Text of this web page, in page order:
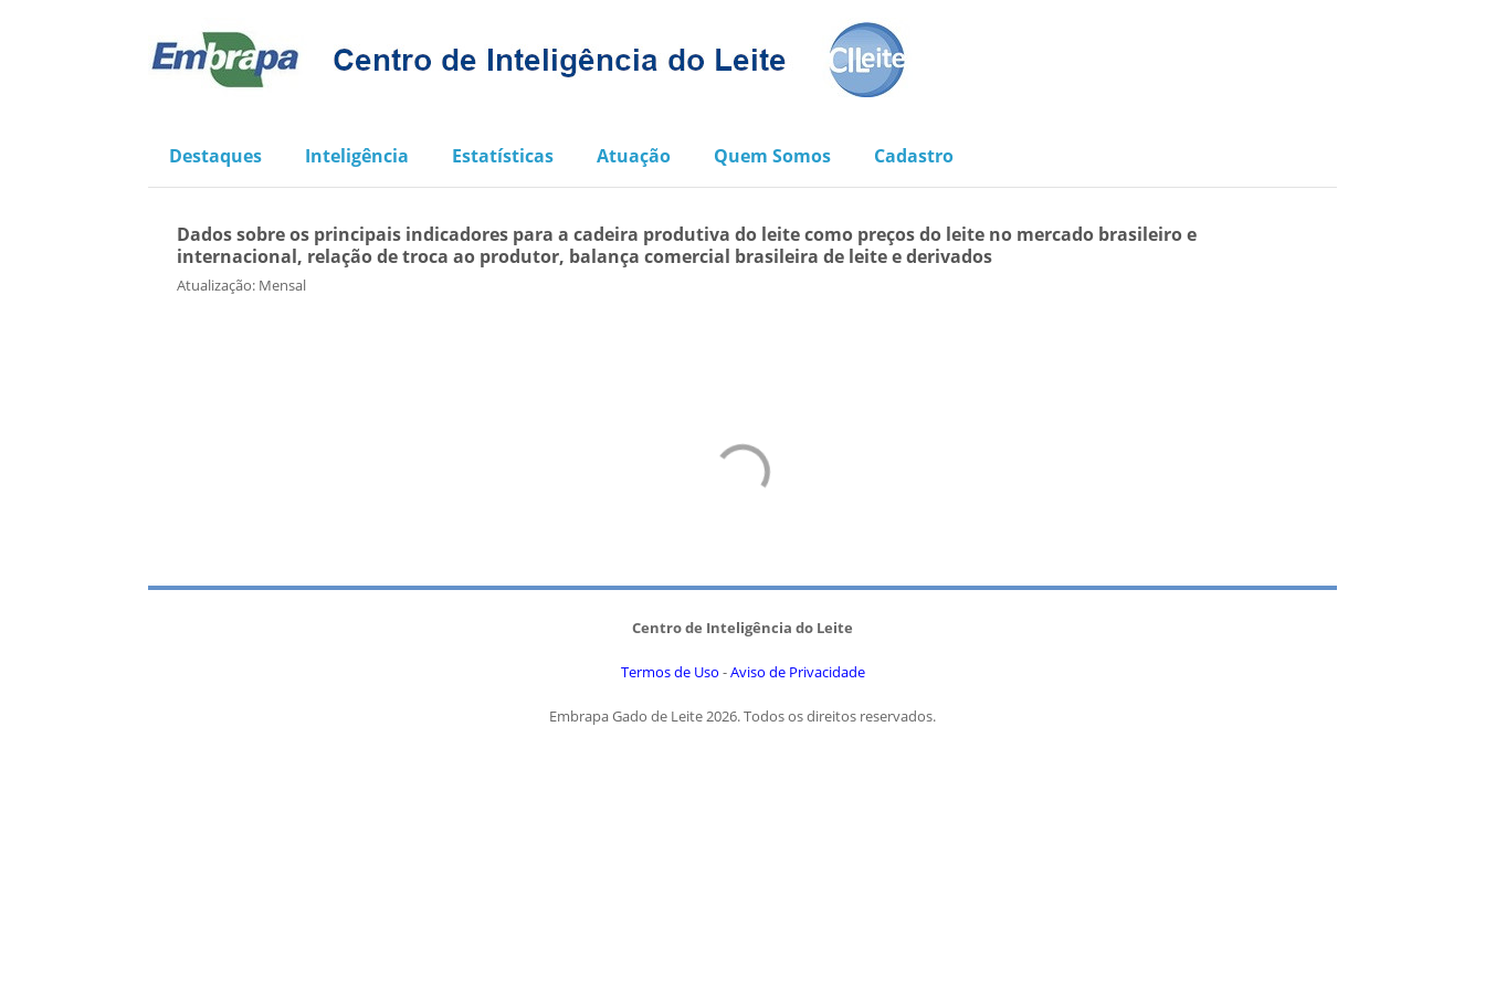
Destaques Inteligência Estatísticas Atuação Quem Somos Cadastro
Dados sobre os principais indicadores para a cadeira produtiva do leite como preços do leite no mercado brasileiro e
internacional, relação de troca ao produtor, balança comercial brasileira de leite e derivados
Atualização: Mensal
Centro de Inteligência do Leite
Termos de Uso -Aviso de Privacidade
Embrapa Gado de Leite 2026. Todos os direitos reservados.